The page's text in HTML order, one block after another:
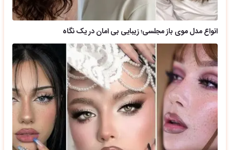
انواع مدل موی باز مجلسی؛ زیبایی بی امان در یک نگاه